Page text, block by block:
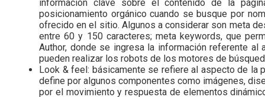
información clave sobre el contenido de la
posicionamiento orgánico cuando se busque por
ofrecido en el sitio. Algunos a considerar son meta
entre 60 y 150 caracteres; meta keywords, que
Author, donde se ingresa la información referente
pueden realizar los robots de los motores de
Look & feel: básicamente se refiere al aspecto de la
define por algunos componentes como imágenes,
por el movimiento y respuesta de elementos